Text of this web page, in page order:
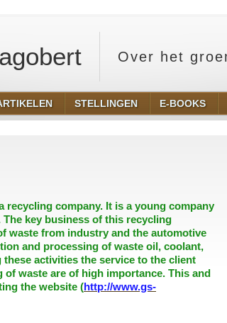
Over het
STELLINGEN E-BOOKS
recycling company. It is a young company
key business of this recycling
waste from industry and the automotive
and processing of waste oil, coolant,
activities the service to the client
waste are of high importance. This and
the website (http://www.gs-